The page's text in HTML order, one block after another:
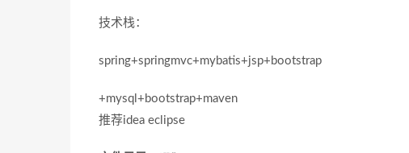
技术栈：
spring+springmvc+mybatis+jsp+bootstrap
+mysql+bootstrap+maven
推荐idea eclipse